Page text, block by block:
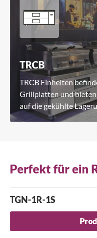
TRCB
TRCB Einheiten
Grillplatten und
auf die gekühlte
Perfekt für ein
TGN-1R-1S